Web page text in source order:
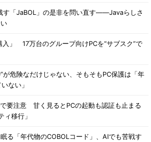
す「JaBOL」の是非を問い直す――Javaらしさ
入」 17万台のグループ向けPCを“サブスク”で
が危険なだけじゃない、そもそもPC保護は「年
ない」
要注意 甘く見るとPCの起動も認証も止まる
ィ移行」
る「年代物のCOBOLコード」、AIでも苦戦す